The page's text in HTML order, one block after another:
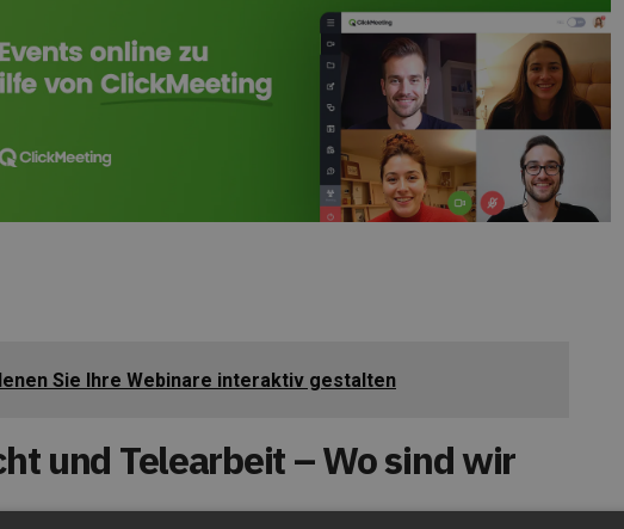
Sie Ihre Webinare interaktiv gestalten
und Telearbeit – Wo sind wir